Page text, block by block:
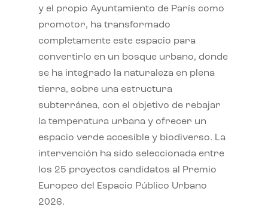
y el propio Ayuntamiento de París como
promotor, ha transformado
completamente este espacio para
convertirlo en un bosque urbano, donde
se ha integrado la naturaleza en plena
tierra, sobre una estructura
subterránea, con el objetivo de rebajar
la temperatura urbana y ofrecer un
espacio verde accesible y biodiverso. La
intervención ha sido seleccionada entre
los 25 proyectos candidatos al Premio
Europeo del Espacio Público Urbano
2026.